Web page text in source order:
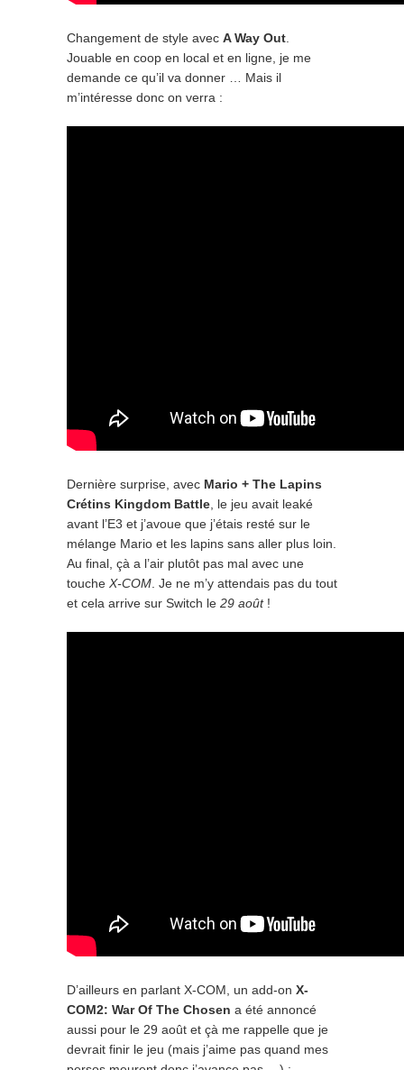
Changement de style avec A Way Out.
Jouable en coop en local et en ligne, je me
demande ce qu’il va donner … Mais il
m’intéresse donc on verra :
Dernière surprise, avec Mario + The Lapins
Crétins Kingdom Battle, le jeu avait leaké
avant l’E3 et j’avoue que j’étais resté sur le
mélange Mario et les lapins sans aller plus loin.
Au final, çà a l’air plutôt pas mal avec une
touche X-COM. Je ne m’y attendais pas du tout
et cela arrive sur Switch le 29 août!
D’ailleurs en parlant X-COM, un add-on X-
COM2: War Of The Chosen a été annoncé
aussi pour le 29 août et çà me rappelle que je
devrait finir le jeu (mais j’aime pas quand mes